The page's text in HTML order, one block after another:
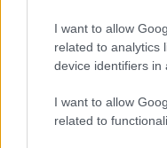
I want to allow
related to analytics
device identifiers in
I want to allow
related to
ΤΟΠΙΚΉ ΕΠΙΚΑΙΡΌΤΗΤΑ